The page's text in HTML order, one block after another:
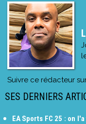
Suivre ce rédacteur
SES DERNIERS
EA Sports FC 25 : on